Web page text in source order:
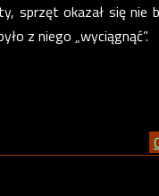
sprzęt okazał się nie
z niego „wyciągnąć”.